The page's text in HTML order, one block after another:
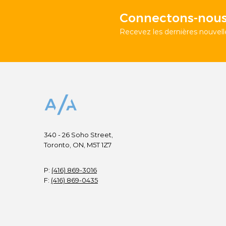
Connectons-
Recevez les dernières
340 - 26 Soho Street,
Toronto, ON, M5T 1Z7
P: (416) 869-3016
F: (416) 869-0435